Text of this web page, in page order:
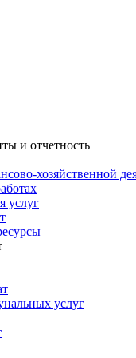
и отчетность
хозяйственной
услуг
услуг